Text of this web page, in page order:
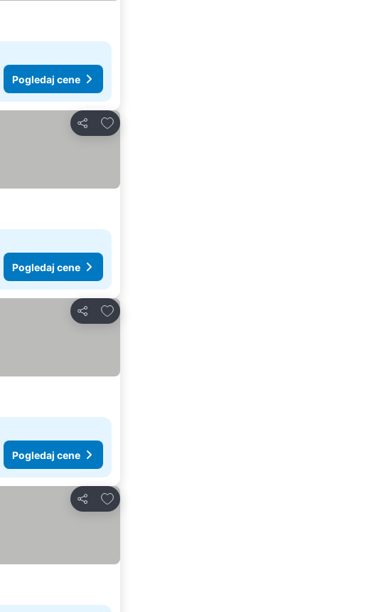
Pogledaj cene
Deli
Dodati u favorite
Pogledaj cene
Deli
Dodati u favorite
Pogledaj cene
Deli
Dodati u favorite